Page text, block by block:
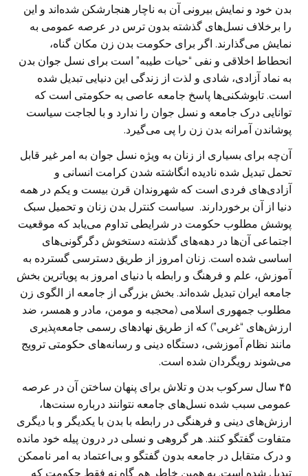
بدن خود و نمایش بیرونی آن به ناچار هنجارشکن شده‌اند و این
را برخلاف نسل‌های گذشته بدون ترس در عرصه عمومی به
نمایش می‌گذارند. اگر برای حکومت بدن زن مکان گناه،
انحطاط اخلاقی و نفی “حیات طیبه” است برای نسل جوان بدن
به نماد آزادی، شادی و لذت از زندگی این دنیایی تبدیل شده
است. تابوشکنی‌‌ها پاسخ‌ جامعه عاصی به حکومتی است که
توانایی درک جامعه و نسل جوان را ندارد و با لجاجت سیاست
پوشاندن آمرانه بدن زن را پی می‌گیرد.
آن‌چه برای بسیاری از زنان به ویژه نسل جوان به امر غیر قابل
تحمل تبدیل شده نادیده انگاشته شدن کرامت انسانی و
آزادی‌های فردی است که شهروندان قرن بیست و یکم در همه
دنیا از آن برخوردارند. سیاست کنترل بدن زنان و تحمیل سبک
پوشش مطلوب حکومت در شرایطی تداوم می‌یابد که موقعیت
اجتماعی آن‌ها در دهه‌های گذشته دستخوش دگرگونی‌های
اساسی شده است. زنان امروز از طریق دسترسی گسترده به
آموزش، علم و فرهنگ و رابطه با دنیای امروز به پویاترین بخش
جامعه ایران تبدیل شده‌اند. بخش بزرگی از جامعه از الگوی زن
مطلوب جمهوری اسلامی (محجبه و مومن، مادر و همسر، ضد
ارزش‌های “غربی”) که از طریق نهادهای رسمی جامعه‌پذیری
مانند نظام آموزشی، دستگاه دینی و رسانه‌های حکومتی ترویج
می‌شوند رویگردان شده است.
۴۵ سال سرکوب بدن و تلاش برای پنهان ساختن آن در عرصه
عمومی سبب شده نسل‌های جامعه نتوانند درباره سنت‌ها،
ارزش‌های دینی و فرهنگی در رابطه با بدن با یکدیگر و با دیگری
متفاوت گفتگو کنند. هر گروهی و نسلی در درون پیله خود مانده
و درک متقابل در جامعه بدون گفتگو و بی‌اعتماد به امر ناممکن
تبدیل شده است. به همین خاطر هم گاه نه فقط حکومت که